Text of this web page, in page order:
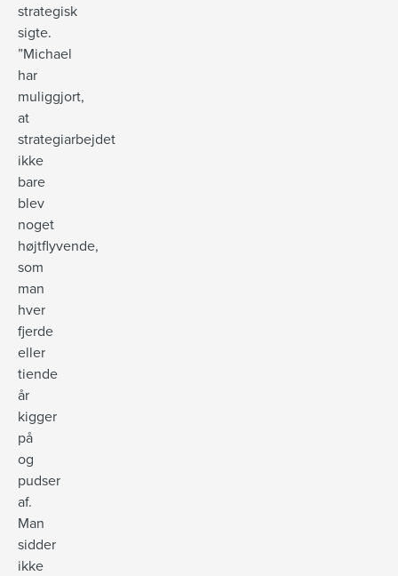
strategisk
sigte.
”Michael
har
muliggjort,
at
strategiarbejdet
ikke
bare
blev
noget
højtflyvende,
som
man
hver
fjerde
eller
tiende
år
kigger
på
og
pudser
af.
Man
sidder
ikke